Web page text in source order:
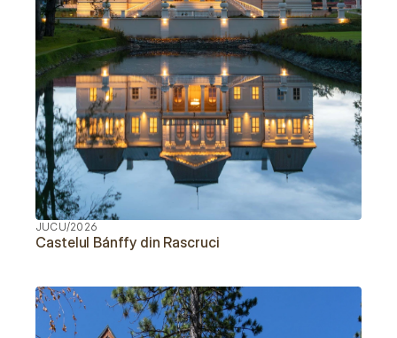
JUCU/2026
Castelul Bánffy din Rascruci